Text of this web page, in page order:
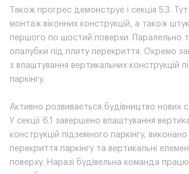
Також прогрес демонструє і секція 5.3.
монтаж віконних конструкцій, а також
першого по шостий поверхи. Паралельно
опалубки під плиту перекриття. Окремо
з влаштування вертикальних конструкцій
паркінгу.
Активно розвивається будівництво нових
У секції 6.1 завершено влаштування
конструкцій підземного паркінгу,
перекриття паркінгу та вертикальні
поверху. Наразі будівельна команда